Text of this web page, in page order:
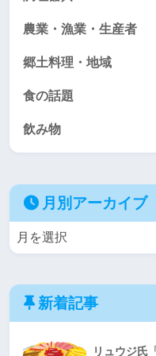
農業・漁業・生産者
郷土料理・地域
食の話題
飲み物
月別アーカイブ
新着記事
リュウジ氏